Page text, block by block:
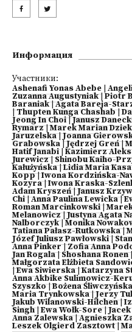
Информация
Участники:
Ashenafi Yonas Abebe
Zuzanna Augustyniak| Piotr
Baraniak|Agata Bareja-
|Thupten Kunga Chashab|
Jeong In Choi|Janusz
Rymarz|Marek Marian
Jaruzelska|Joanna
Grabowska |Jędrzej Greń|
Hatif Janabi| Kazimierz
Jurewicz|Shinobu Kaiho-
Kałużyńska|Lidia Maria
Kopp|Iwona Kordzińska-
Kozyra|Iwona Kraska-
Adam Kryszeń|Janusz
Chi|Anna Paulina Lewicka|
Roman Marcinkowski|
Melanowicz|Justyna Agata
Nalborczyk|Monika
Tatiana Pałasz-Rutkowska|
Józef Juliusz Pawłowski|
Anna Pinker|Zofia Anna
Jan Rogala|Shoshana Ronen
Małgorzata Elżbieta
|Ewa Siwierska|Katarzyna
Anna Akbike Sulimowicz-
Szyszko|Bożena Śliwczyńska
Maria Trynkowska|Jerzy
Jakub Wilanowski-Hilchen|
Singh|Ewa Wołk-Sore|
Anna Zalewska|Agnieszka
Leszek Olgierd Zasztowt|